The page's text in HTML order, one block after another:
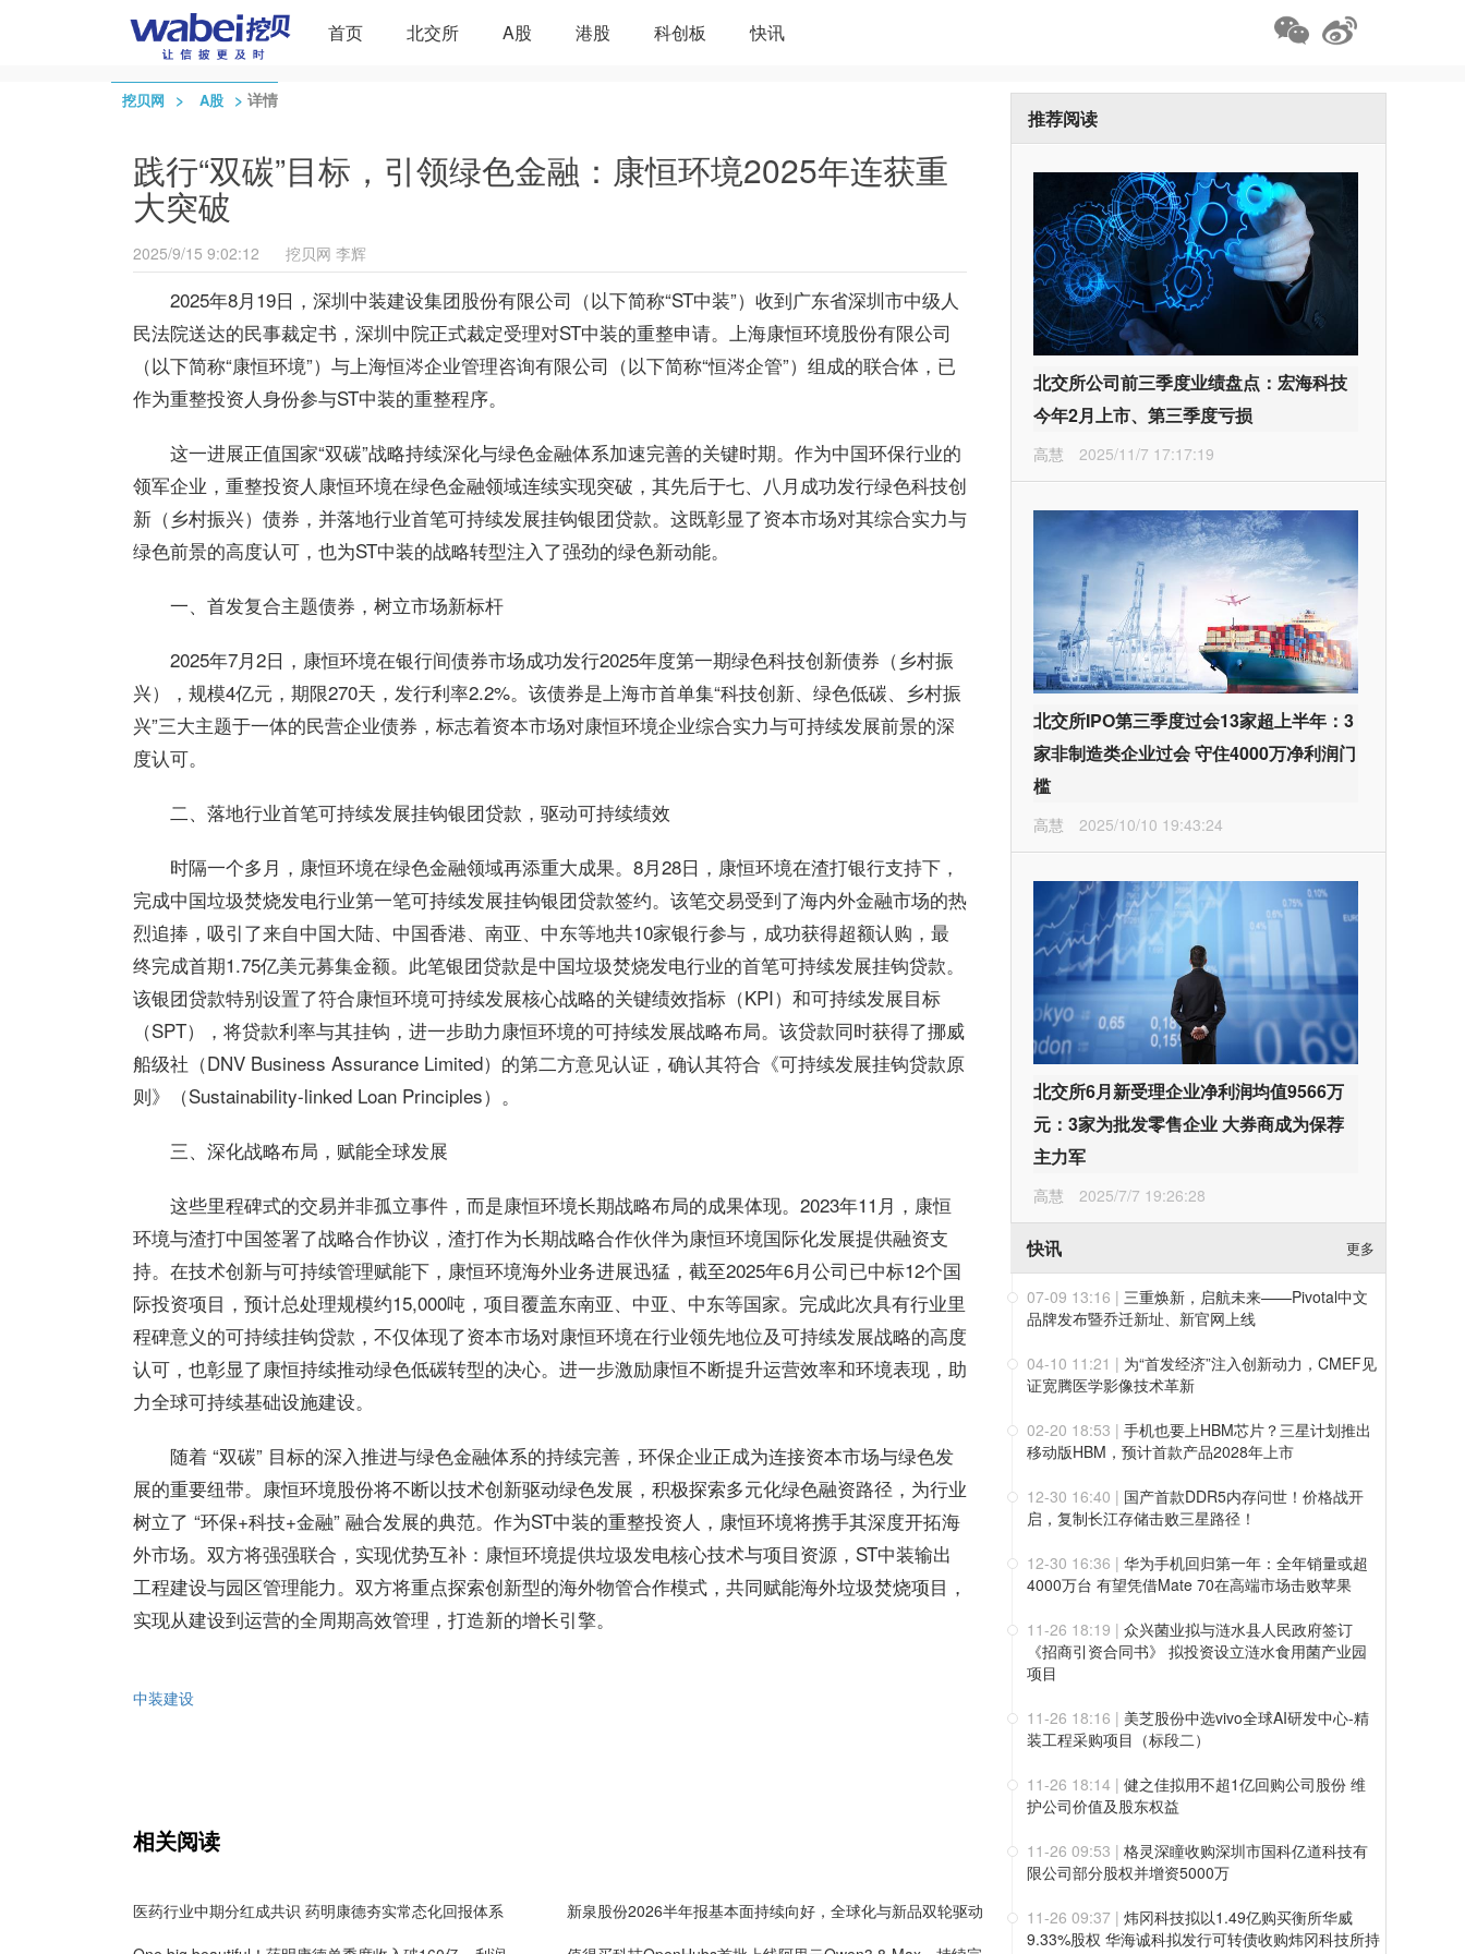
首页 北交所 A股 港股 科创板 快讯
挖贝网 > A股 > 详情
践行“双碳”目标，引领绿色金融：康恒环境2025年连获重
大突破
2025/9/15 9:02:12 挖贝网 李辉
2025年8月19日，深圳中装建设集团股份有限公司（以下简称“ST中装”）收到广东省深圳市中级人
民法院送达的民事裁定书，深圳中院正式裁定受理对ST中装的重整申请。上海康恒环境股份有限公司
（以下简称“康恒环境”）与上海恒涔企业管理咨询有限公司（以下简称“恒涔企管”）组成的联合体，已
作为重整投资人身份参与ST中装的重整程序。
这一进展正值国家“双碳”战略持续深化与绿色金融体系加速完善的关键时期。作为中国环保行业的
领军企业，重整投资人康恒环境在绿色金融领域连续实现突破，其先后于七、八月成功发行绿色科技创
新（乡村振兴）债券，并落地行业首笔可持续发展挂钩银团贷款。这既彰显了资本市场对其综合实力与
绿色前景的高度认可，也为ST中装的战略转型注入了强劲的绿色新动能。
一、 首发复合主题债券，树立市场新标杆
2025年7月2日，康恒环境在银行间债券市场成功发行2025年度第一期绿色科技创新债券（乡村振
兴），规模4亿元，期限270天，发行利率2.2%。该债券是上海市首单集“科技创新、绿色低碳、乡村振
兴”三大主题于一体的民营企业债券，标志着资本市场对康恒环境企业综合实力与可持续发展前景的深
度认可。
二、落地行业首笔可持续发展挂钩银团贷款，驱动可持续绩效
时隔一个多月，康恒环境在绿色金融领域再添重大成果。8月28日，康恒环境在渣打银行支持下，
完成中国垃圾焚烧发电行业第一笔可持续发展挂钩银团贷款签约。该笔交易受到了海内外金融市场的热
烈追捧，吸引了来自中国大陆、中国香港、南亚、中东等地共10家银行参与，成功获得超额认购， 最
终完成首期1.75亿美元募集金额。此笔银团贷款是中国垃圾焚烧发电行业的首笔可持续发展挂钩贷款。
该银团贷款特别设置了符合康恒环境可持续发展核心战略的关键绩效指标（KPI）和可持续发展目标
（SPT），将贷款利率与其挂钩，进一步助力康恒环境的可持续发展战略布局。该贷款同时获得了挪威
船级社（DNV Business Assurance Limited）的第二方意见认证，确认其符合《可持续发展挂钩贷款原
则》（Sustainability-linked Loan Principles）。
三、深化战略布局，赋能全球发展
这些里程碑式的交易并非孤立事件，而是康恒环境长期战略布局的成果体现。2023年11月，康恒
环境与渣打中国签署了战略合作协议，渣打作为长期战略合作伙伴为康恒环境国际化发展提供融资支
持。在技术创新与可持续管理赋能下，康恒环境海外业务进展迅猛，截至2025年6月公司已中标12个国
际投资项目，预计总处理规模约15,000吨，项目覆盖东南亚、中亚、中东等国家。完成此次具有行业里
程碑意义的可持续挂钩贷款，不仅体现了资本市场对康恒环境在行业领先地位及可持续发展战略的高度
认可，也彰显了康恒持续推动绿色低碳转型的决心。进一步激励康恒不断提升运营效率和环境表现，助
力全球可持续基础设施建设。
随着 “双碳” 目标的深入推进与绿色金融体系的持续完善，环保企业正成为连接资本市场与绿色发
展的重要纽带。康恒环境股份将不断以技术创新驱动绿色发展，积极探索多元化绿色融资路径，为行业
树立了 “环保+科技+金融” 融合发展的典范。作为ST中装的重整投资人，康恒环境将携手其深度开拓海
外市场。双方将强强联合，实现优势互补：康恒环境提供垃圾发电核心技术与项目资源，ST中装输出
工程建设与园区管理能力。双方将重点探索创新型的海外物管合作模式，共同赋能海外垃圾焚烧项目，
实现从建设到运营的全周期高效管理，打造新的增长引擎。
中装建设
相关阅读
医药行业中期分红成共识 药明康德夯实常态化回报体系
新泉股份2026半年报基本面持续向好，全球化与新品双轮驱动
推荐阅读
北交所公司前三季度业绩盘点：宏海科技
今年2月上市、第三季度亏损
高慧 2025/11/7 17:17:19
北交所IPO第三季度过会13家超上半年：3
家非制造类企业过会 守住4000万净利润门
槛
高慧 2025/10/10 19:43:24
北交所6月新受理企业净利润均值9566万
元：3家为批发零售企业 大券商成为保荐
主力军
高慧 2025/7/7 19:26:28
快讯 更多
07-09 13:16 | 三重焕新，启航未来——Pivotal中文
品牌发布暨乔迁新址、新官网上线
04-10 11:21 | 为“首发经济”注入创新动力，CMEF见
证宽腾医学影像技术革新
02-20 18:53 | 手机也要上HBM芯片？三星计划推出
移动版HBM，预计首款产品2028年上市
12-30 16:40 | 国产首款DDR5内存问世！价格战开
启，复制长江存储击败三星路径！
12-30 16:36 | 华为手机回归第一年：全年销量或超
4000万台 有望凭借Mate 70在高端市场击败苹果
11-26 18:19 | 众兴菌业拟与涟水县人民政府签订
《招商引资合同书》 拟投资设立涟水食用菌产业园
项目
11-26 18:16 | 美芝股份中选vivo全球AI研发中心-精
装工程采购项目（标段二）
11-26 18:14 | 健之佳拟用不超1亿回购公司股份 维
护公司价值及股东权益
11-26 09:53 | 格灵深瞳收购深圳市国科亿道科技有
限公司部分股权并增资5000万
11-26 09:37 | 炜冈科技拟以1.49亿购买衡所华威
9.33%股权 华海诚科拟发行可转债收购炜冈科技所持